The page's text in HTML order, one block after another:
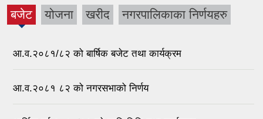
बजेट
(active
योजना खरीद नगरपालिकाका निर्णयहरु
आ.व.२०८१/८२ को बार्षिक बजेट तथा कार्यक्रम
आ.व.२०८१ ८२ को नगरसभाको निर्णय